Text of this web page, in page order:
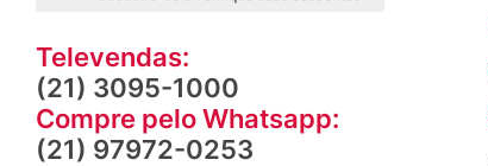
Televendas:
(21) 3095-1000
Compre pelo Whatsapp:
(21) 97972-0253